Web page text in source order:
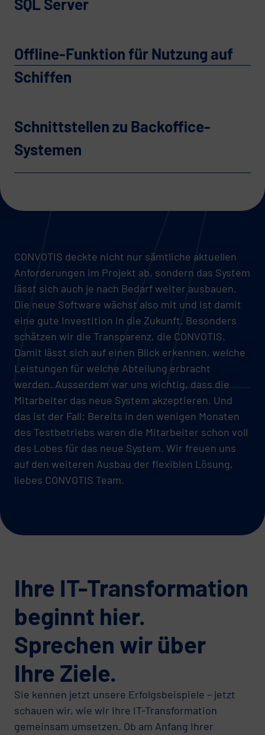
SQL Server
Offline-Funktion für Nutzung auf
Schiffen
Schnittstellen zu Backoffice-
Systemen
CONVOTIS deckte nicht nur sämtliche aktuellen
Anforderungen im Projekt ab, sondern das System
lässt sich auch je nach Bedarf weiter ausbauen.
Die neue Software wächst also mit und ist damit
eine gute Investition in die Zukunft. Besonders
schätzen wir die Transparenz, die CONVOTIS.
Damit lässt sich auf einen Blick erkennen, welche
Leistungen für welche Abteilung erbracht
werden. Ausserdem war uns wichtig, dass die
Mitarbeiter das neue System akzeptieren. Und
das ist der Fall: Bereits in den wenigen Monaten
des Testbetriebs waren die Mitarbeiter schon voll
des Lobes für das neue System. Wir freuen uns
auf den weiteren Ausbau der flexiblen Lösung,
liebes CONVOTIS Team.
Ihre IT-Transformation
beginnt hier.
Sprechen wir über
Ihre Ziele.
Sie kennen jetzt unsere Erfolgsbeispiele – jetzt
schauen wir, wie wir Ihre IT-Transformation
gemeinsam umsetzen. Ob am Anfang Ihrer